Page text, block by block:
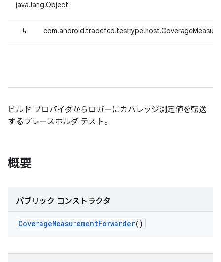
java.lang.Object
↳
ビルド プロバイダからロガーにカバレッジ測定値を転送
するプレースホルダ テスト。
概要
パブリック コンストラクタ
CoverageMeasurementForwarder()